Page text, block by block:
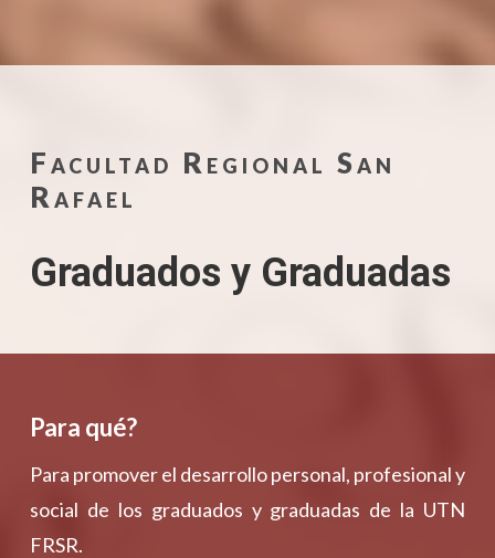
Facultad Regional San
Rafael
Graduados y Graduadas
Para qué?
Para promover el desarrollo personal, profesional y
social de los graduados y graduadas de la UTN
FRSR.